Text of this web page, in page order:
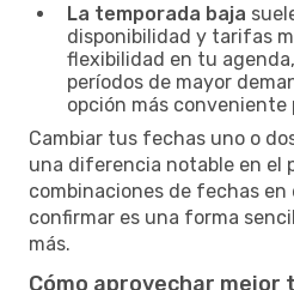
La temporada baja
disponibilidad y tarifas
flexibilidad en tu
períodos de mayor
opción más conveniente
Cambiar tus fechas uno o
una diferencia notable en el
combinaciones de fechas en
confirmar es una forma
más.
Cómo aprovechar mejor